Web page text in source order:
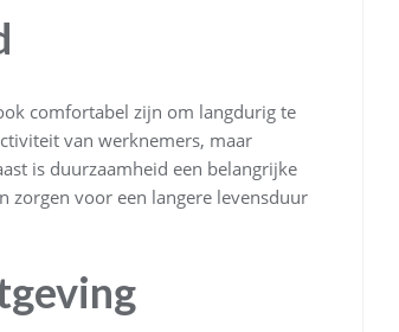
comfortabel zijn om langdurig te
van werknemers, maar
is duurzaamheid een belangrijke
zorgen voor een langere levensduur